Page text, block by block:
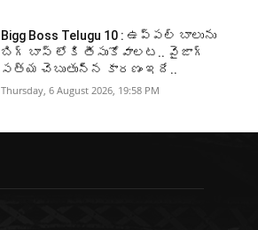
Bigg Boss Telugu 10 : ఉప్పల్ బాలును
బిగ్ బాస్ లోకి తీసుకోవాలట.. వైజాగ్
సత్య చెబుతున్న కారణం ఇదే..
Thursday, 6 August 2026, 19:58 PM